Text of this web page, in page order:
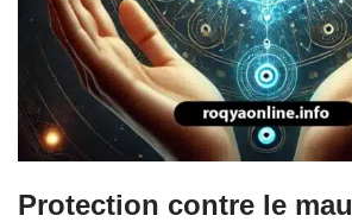
Protection contre le